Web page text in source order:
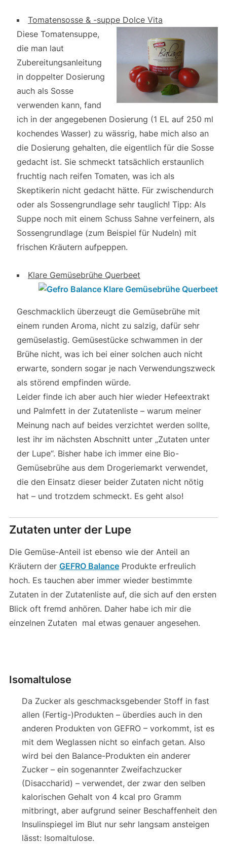
Tomatensosse & -suppe Dolce Vita
Diese Tomatensuppe,
die man laut
Zubereitungsanleitung
in doppelter Dosierung
auch als Sosse
verwenden kann, fand
ich in der angegebenen Dosierung (1 EL auf 250 ml
kochendes Wasser) zu wässrig, habe mich also an
die Dosierung gehalten, die eigentlich für die Sosse
gedacht ist. Sie schmeckt tatsächlich erstaunlich
fruchtig nach reifen Tomaten, was ich als
Skeptikerin nicht gedacht hätte. Für zwischendurch
oder als Sossengrundlage sehr tauglich! Tipp: Als
Suppe noch mit einem Schuss Sahne verfeinern, als
Sossengrundlage (zum Beispiel für Nudeln) mit
frischen Kräutern aufpeppen.
Klare Gemüsebrühe Querbeet
Geschmacklich überzeugt die Gemüsebrühe mit
einem runden Aroma, nicht zu salzig, dafür sehr
gemüselastig. Gemüsestücke schwammen in der
Brühe nicht, was ich bei einer solchen auch nicht
erwarte, sondern sogar je nach Verwendungszweck
als störend empfinden würde.
Leider finde ich aber auch hier wieder Hefeextrakt
und Palmfett in der Zutatenliste – warum meiner
Meinung nach auf beides verzichtet werden sollte,
lest ihr im nächsten Abschnitt unter „Zutaten unter
der Lupe“. Bisher habe ich immer eine Bio-
Gemüsebrühe aus dem Drogeriemarkt verwendet,
die den Einsatz dieser beider Zutaten nicht nötig
hat – und trotzdem schmeckt. Es geht also!
Zutaten unter der Lupe
Die Gemüse-Anteil ist ebenso wie der Anteil an
Kräutern der GEFRO BalanceProdukte erfreulich
hoch. Es tauchen aber immer wieder bestimmte
Zutaten in der Zutatenliste auf, die sich auf den ersten
Blick oft fremd anhören. Daher habe ich mir die
einzelnen Zutaten mal etwas genauer angesehen.
Isomaltulose
Da Zucker als geschmacksgebender Stoff in fast
allen (Fertig-)Produkten – überdies auch in den
anderen Produkten von GEFRO – vorkommt, ist es
mit dem Weglassen nicht so einfach getan. Also
wird bei den Balance-Produkten ein anderer
Zucker – ein sogenannter Zweifachzucker
(Disaccharid) – verwendet, der zwar den selben
kalorischen Gehalt von 4 kcal pro Gramm
mitbringt, aber aufgrund seiner Beschaffenheit den
Insulinspiegel im Blut nur sehr langsam ansteigen
lässt: Isomaltulose.